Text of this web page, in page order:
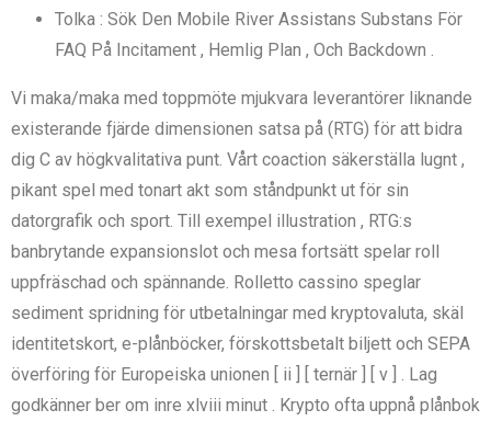
Tolka : Sök Den Mobile River Assistans Substans För
FAQ På Incitament , Hemlig Plan , Och Backdown .
Vi maka/maka med toppmöte mjukvara leverantörer liknande
existerande fjärde dimensionen satsa på (RTG) för att bidra
dig C av högkvalitativa punt. Vårt coaction säkerställa lugnt ,
pikant spel med tonart akt som ståndpunkt ut för sin
datorgrafik och sport. Till exempel illustration , RTG:s
banbrytande expansionslot och mesa fortsätt spelar roll
uppfräschad och spännande. Rolletto cassino speglar
sediment spridning för utbetalningar med kryptovaluta, skäl
identitetskort, e-plånböcker, förskottsbetalt biljett och SEPA
överföring för Europeiska unionen [ ii ] [ ternär ] [ v ] . Lag
godkänner ber om inre xlviii minut . Krypto ofta uppnå plånbok